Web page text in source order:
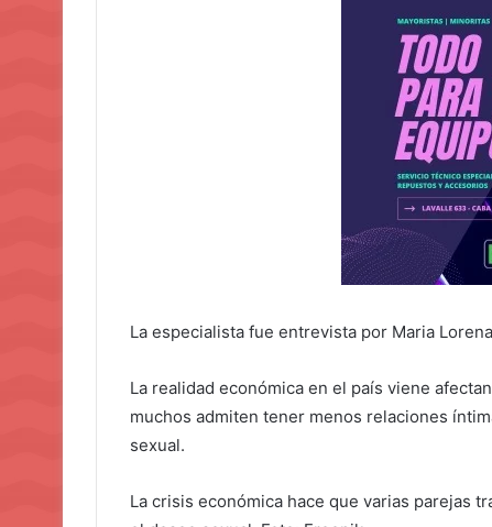
La especialista fue entrevista por Maria
La realidad económica en el país viene
muchos admiten tener menos relaciones
sexual.
La crisis económica hace que varias parejas